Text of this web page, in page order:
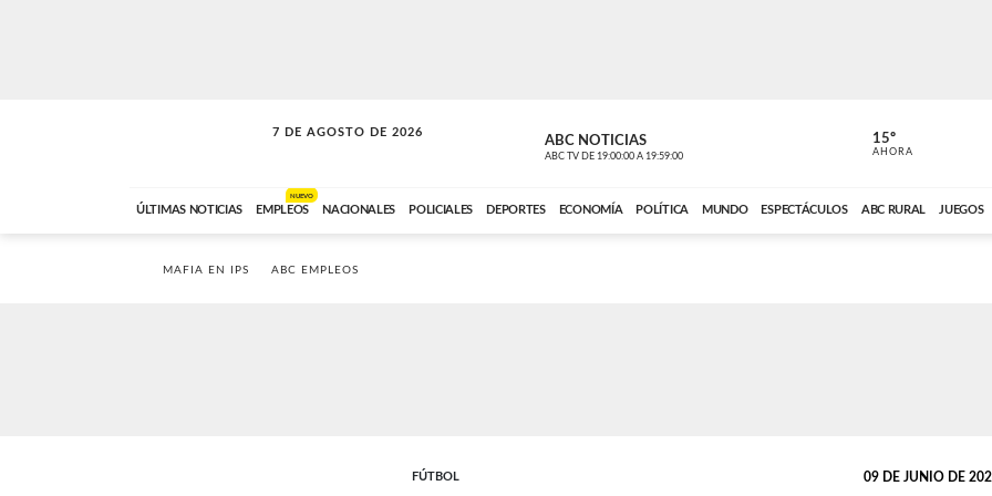
7 DE AGOSTO DE 2026
SOLO MÚSICA ABC NOTICIAS
ABC TV DE 19:00:00 A 19:59:00 ABC CARDINAL
15º
AHORA
ÚLTIMAS NOTICIAS EMPLEOS
NUEVO
NACIONALES POLICIALES DEPORTES ECONOMÍA POLÍTICA MUNDO ESPECTÁCULOS ABC RURAL JUEGOS
MAFIA EN IPS ABC EMPLEOS
FÚTBOL 09 DE JUNIO DE